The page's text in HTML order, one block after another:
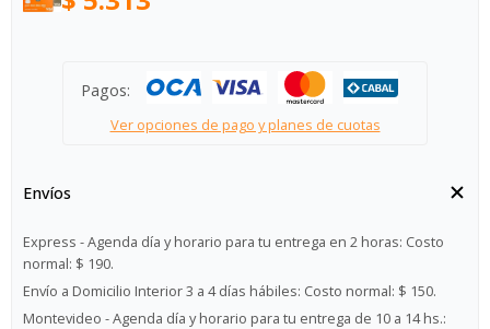
Pagos:
Ver opciones de pago y planes de cuotas
Envíos
Express - Agenda día y horario para tu entrega en 2 horas: Costo
normal: $ 190.
Envío a Domicilio Interior 3 a 4 días hábiles: Costo normal: $ 150.
Montevideo - Agenda día y horario para tu entrega de 10 a 14 hs.: